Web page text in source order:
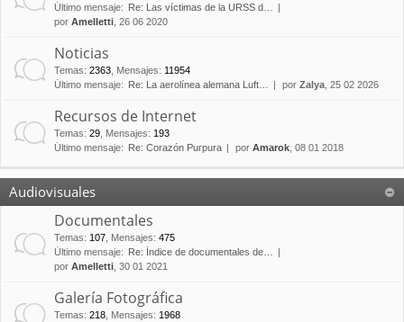
Último mensaje:
Re: Las víctimas de la URSS d…
por Amelletti , 26 06 2020
Noticias
Temas: 2363 Mensajes: 11954
Último mensaje:
Re: La aerolínea alemana Luft… por Zalya , 25 02 2026
Recursos de Internet
Temas: 29 Mensajes: 193
Último mensaje:
Re: Corazón Purpura por Amarok , 08 01 2018
Audiovisuales
Documentales
Temas: 107 Mensajes: 475
Último mensaje:
Re: Índice de documentales de…
por Amelletti , 30 01 2021
Galería Fotográfica
Temas: 218 Mensajes: 1968